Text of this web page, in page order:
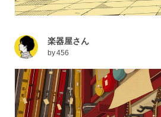
楽器屋さん
by456